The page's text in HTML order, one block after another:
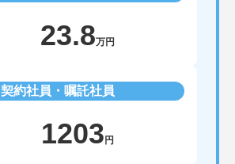
23.8万円
契約社員・嘱託社員
1203 円